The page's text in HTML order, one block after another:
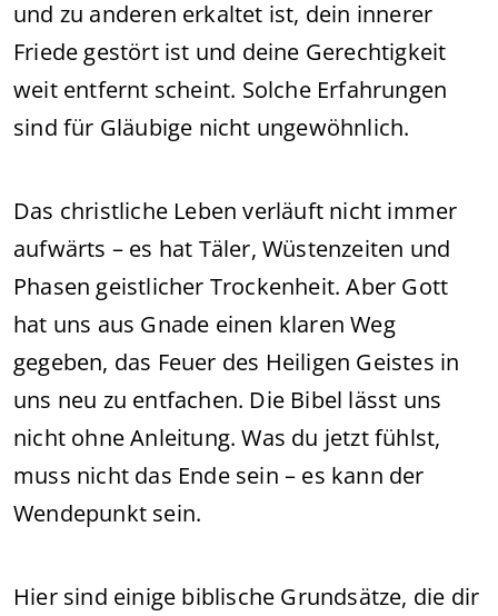
und zu anderen erkaltet ist, dein innerer
Friede gestört ist und deine Gerechtigkeit
weit entfernt scheint. Solche Erfahrungen
sind für Gläubige nicht ungewöhnlich.
Das christliche Leben verläuft nicht immer
aufwärts – es hat Täler, Wüstenzeiten und
Phasen geistlicher Trockenheit. Aber Gott
hat uns aus Gnade einen klaren Weg
gegeben, das Feuer des Heiligen Geistes in
uns neu zu entfachen. Die Bibel lässt uns
nicht ohne Anleitung. Was du jetzt fühlst,
muss nicht das Ende sein – es kann der
Wendepunkt sein.
Hier sind einige biblische Grundsätze, die dir